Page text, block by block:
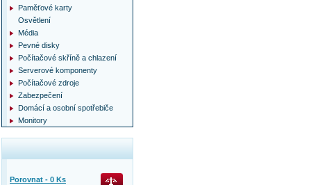
Paměťové karty
Osvětlení
Média
Pevné disky
Počítačové skříně a chlazení
Serverové komponenty
Počítačové zdroje
Zabezpečení
Domácí a osobní spotřebiče
Monitory
Porovnat - 0 Ks